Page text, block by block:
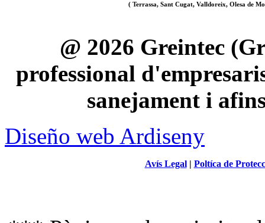
( Terrassa, Sant Cugat, Valldoreix, Olesa de
@ 2026 Greintec
professional
sanejament i
Diseño web Ardiseny
Avís Legal| Poltíca de